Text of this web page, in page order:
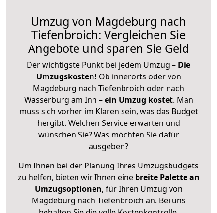
Umzug von Magdeburg nach
Tiefenbroich: Vergleichen Sie
Angebote und sparen Sie Geld
Der wichtigste Punkt bei jedem Umzug – Die
Umzugskosten! Ob innerorts oder von
Magdeburg nach Tiefenbroich oder nach
Wasserburg am Inn –ein Umzug kostet. Man
muss sich vorher im Klaren sein, was das Budget
hergibt. Welchen Service erwarten und
wünschen Sie? Was möchten Sie dafür
ausgeben?
Um Ihnen bei der Planung Ihres Umzugsbudgets
zu helfen, bieten wir Ihnen eine breite Palette an
Umzugsoptionen, für Ihren Umzug von
Magdeburg nach Tiefenbroich an. Bei uns